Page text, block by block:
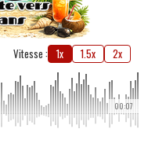
Vitesse : 1x 1.5x 2x
00:07